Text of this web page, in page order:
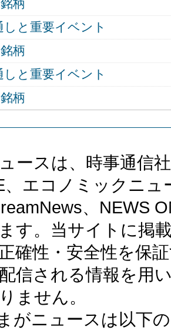
柄
と重要イベント
柄
と重要イベント
柄
ースは、時事通信
、エコノミックニ
、NEWS
す。当サイトに掲
確性・安全性を保
信される情報を用
ません。
がニュースは以下